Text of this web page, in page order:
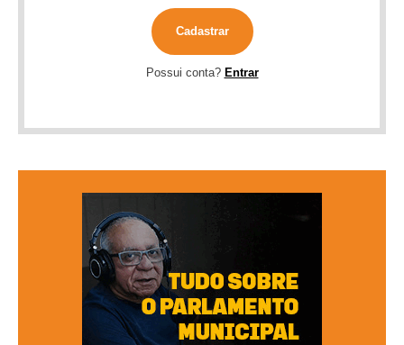
Cadastrar
Possui conta? Entrar